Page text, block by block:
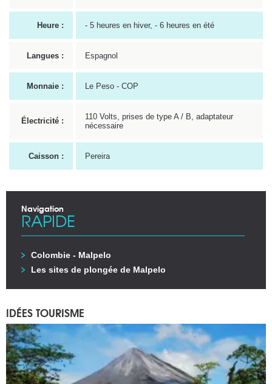
Heure : - 5 heures en hiver, - 6 heures en été
Langues : Espagnol
Monnaie : Le Peso - COP
Électricité :
110 Volts, prises de type A / B, adaptateur
nécessaire
Caisson : Pereira
Navigation
RAPIDE
Colombie - Malpelo
Les sites de plongée de Malpelo
IDÉES TOURISME